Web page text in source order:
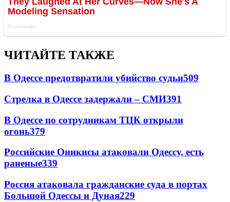
ЧИТАЙТЕ ТАКЖЕ
В Одессе предотвратили убийство судьи509
Стрелка в Одессе задержали – СМИ391
В Одессе по сотрудникам ТЦК открыли
огонь379
Российские Оникисы атаковали Одессу, есть
раненые339
Россия атаковала гражданские суда в портах
Большой Одессы и Дуная229